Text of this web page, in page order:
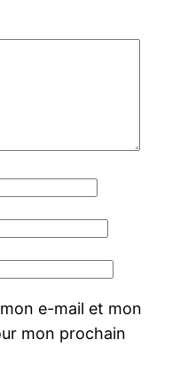
e-mail et mon
mon prochain